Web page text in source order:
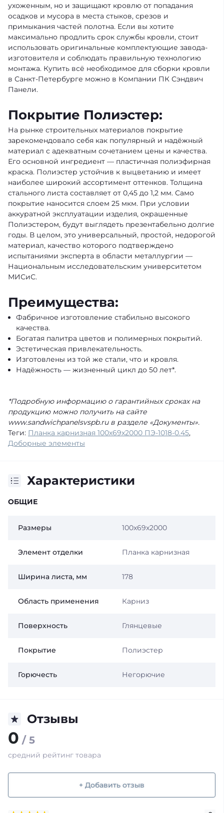
ухоженным, но и защищают кровлю от попадания
осадков и мусора в места стыков, срезов и
примыкания частей полотна. Если вы хотите
максимально продлить срок службы кровли, стоит
использовать оригинальные комплектующие завода-
изготовителя и соблюдать правильную технологию
монтажа. Купить всё необходимое для сборки кровли
в Санкт-Петербурге можно в Компании ПК Сэндвич
Панели.
Покрытие Полиэстер:
На рынке строительных материалов покрытие
зарекомендовало себя как популярный и надёжный
материал с адекватным сочетанием цены и качества.
Его основной ингредиент — пластичная полиэфирная
краска. Полиэстер устойчив к выцветанию и имеет
наиболее широкий ассортимент оттенков. Толщина
стального листа составляет от 0,45 до 1,2 мм. Само
покрытие наносится слоем 25 мкм. При условии
аккуратной эксплуатации изделия, окрашенные
Полиэстером, будут выглядеть презентабельно долгие
годы. В целом, это универсальный, простой, недорогой
материал, качество которого подтверждено
испытаниями эксперта в области металлургии —
Национальным исследовательским университетом
МИСиС.
Преимущества:
Фабричное изготовление стабильно высокого
качества.
Богатая палитра цветов и полимерных покрытий.
Эстетическая привлекательность.
Изготовлены из той же стали, что и кровля.
Надёжность — жизненный цикл до 50 лет*.
*Подробную информацию о гарантийных сроках на
продукцию можно получить на сайте
www.sandwichpanelsvspb.ru в разделе «Документы».
Теги: Планка карнизная 100х69х2000 ПЭ-1018-0.45,
Доборные элементы
Характеристики
ОБЩИЕ
Размеры 100х69х2000
Элемент отделки Планка карнизная
Ширина листа, мм 178
Область применения Карниз
Поверхность Глянцевые
Покрытие Полиэстер
Горючесть Негорючие
Отзывы
0 / 5
средний рейтинг товара
+ Добавить отзыв